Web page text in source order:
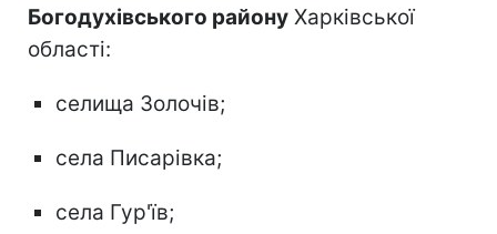
Богодухівського району Харківської
області:
селища Золочів;
села Писарівка;
села Гур'їв;